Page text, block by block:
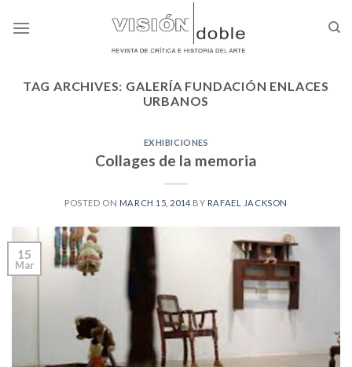
TAG ARCHIVES: GALERÍA FUNDACIÓN ENLACES
URBANOS
EXHIBICIONES
Collages de la memoria
POSTED ON MARCH 15, 2014 BY RAFAEL JACKSON
15
Mar